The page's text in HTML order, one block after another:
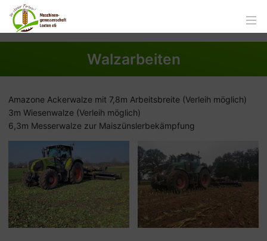
Walzarbeiten
Amazone Ackerwalze mit 7,8m Arbeitsbreite (Verleih möglich)
3m Wiesenwalze (Verleih möglich)
6,3m Messerwalze zur Maiszünslerbekämpfung